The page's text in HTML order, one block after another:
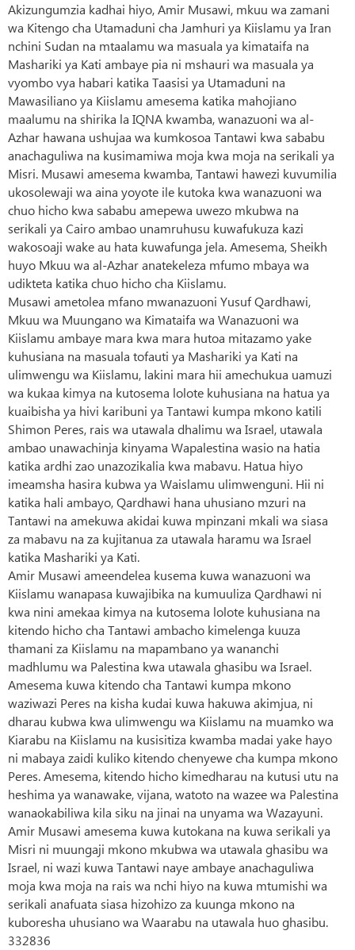
Akizungumzia kadhai hiyo, Amir Musawi, mkuu wa zamani
wa Kitengo cha Utamaduni cha Jamhuri ya Kiislamu ya Iran
nchini Sudan na mtaalamu wa masuala ya kimataifa na
Mashariki ya Kati ambaye pia ni mshauri wa masuala ya
vyombo vya habari katika Taasisi ya Utamaduni na
Mawasiliano ya Kiislamu amesema katika mahojiano
maalumu na shirika la IQNA kwamba, wanazuoni wa al-
Azhar hawana ushujaa wa kumkosoa Tantawi kwa sababu
anachaguliwa na kusimamiwa moja kwa moja na serikali ya
Misri. Musawi amesema kwamba, Tantawi hawezi kuvumilia
ukosolewaji wa aina yoyote ile kutoka kwa wanazuoni wa
chuo hicho kwa sababu amepewa uwezo mkubwa na
serikali ya Cairo ambao unamruhusu kuwafukuza kazi
wakosoaji wake au hata kuwafunga jela. Amesema, Sheikh
huyo Mkuu wa al-Azhar anatekeleza mfumo mbaya wa
udikteta katika chuo hicho cha Kiislamu.
Musawi ametolea mfano mwanazuoni Yusuf Qardhawi,
Mkuu wa Muungano wa Kimataifa wa Wanazuoni wa
Kiislamu ambaye mara kwa mara hutoa mitazamo yake
kuhusiana na masuala tofauti ya Mashariki ya Kati na
ulimwengu wa Kiislamu, lakini mara hii amechukua uamuzi
wa kukaa kimya na kutosema lolote kuhusiana na hatua ya
kuaibisha ya hivi karibuni ya Tantawi kumpa mkono katili
Shimon Peres, rais wa utawala dhalimu wa Israel, utawala
ambao unawachinja kinyama Wapalestina wasio na hatia
katika ardhi zao unazozikalia kwa mabavu. Hatua hiyo
imeamsha hasira kubwa ya Waislamu ulimwenguni. Hii ni
katika hali ambayo, Qardhawi hana uhusiano mzuri na
Tantawi na amekuwa akidai kuwa mpinzani mkali wa siasa
za mabavu na za kujitanua za utawala haramu wa Israel
katika Mashariki ya Kati.
Amir Musawi ameendelea kusema kuwa wanazuoni wa
Kiislamu wanapasa kuwajibika na kumuuliza Qardhawi ni
kwa nini amekaa kimya na kutosema lolote kuhusiana na
kitendo hicho cha Tantawi ambacho kimelenga kuuza
thamani za Kiislamu na mapambano ya wananchi
madhlumu wa Palestina kwa utawala ghasibu wa Israel.
Amesema kuwa kitendo cha Tantawi kumpa mkono
waziwazi Peres na kisha kudai kuwa hakuwa akimjua, ni
dharau kubwa kwa ulimwengu wa Kiislamu na muamko wa
Kiarabu na Kiislamu na kusisitiza kwamba madai yake hayo
ni mabaya zaidi kuliko kitendo chenyewe cha kumpa mkono
Peres. Amesema, kitendo hicho kimedharau na kutusi utu na
heshima ya wanawake, vijana, watoto na wazee wa Palestina
wanaokabiliwa kila siku na jinai na unyama wa Wazayuni.
Amir Musawi amesema kuwa kutokana na kuwa serikali ya
Misri ni muungaji mkono mkubwa wa utawala ghasibu wa
Israel, ni wazi kuwa Tantawi naye ambaye anachaguliwa
moja kwa moja na rais wa nchi hiyo na kuwa mtumishi wa
serikali anafuata siasa hizohizo za kuunga mkono na
kuboresha uhusiano wa Waarabu na utawala huo ghasibu.
332836